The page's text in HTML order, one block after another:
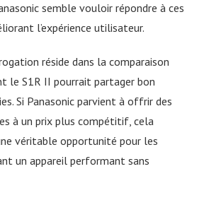
semble vouloir répondre à ces
l’expérience utilisateur.
réside dans la comparaison
le S1R II pourrait partager bon
Si Panasonic parvient à offrir des
à un prix plus compétitif, cela
véritable opportunité pour les
un appareil performant sans